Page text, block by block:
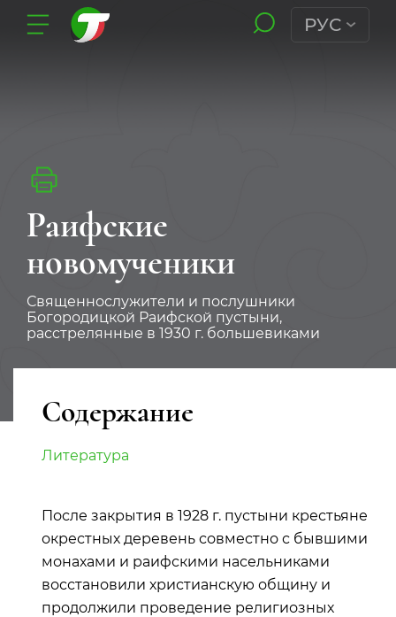
РУС
Раифские
новомученики
Священнослужители и послушники
Богородицкой Раифской пустыни,
расcтрелянные в 1930 г. большевиками
Содержание
Литература
После закрытия в 1928 г. пустыни крестьяне
окрестных деревень совместно с бывшими
монахами и раифскими насельниками
восстановили христианскую общину и
продолжили проведение религиозных